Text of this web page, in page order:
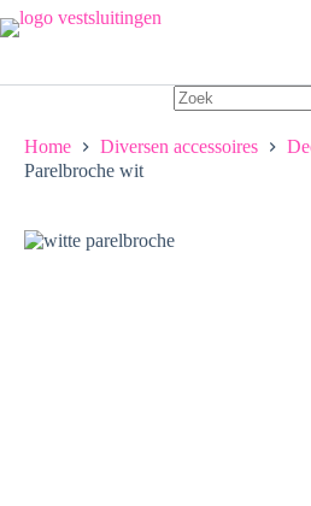
Ga
naar
Home Diversen accessoires
Parelbroche wit